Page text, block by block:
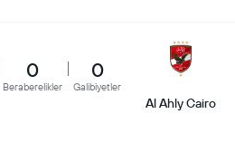
0
Beraberelikler
0
Galibiyetler
Al Ahly Cairo